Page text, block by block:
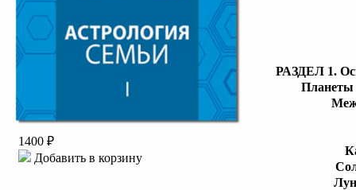
1400 ₽
Добавить в корзину
РАЗДЕЛ 1.
Планеты